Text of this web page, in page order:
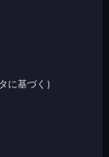
に基づく )